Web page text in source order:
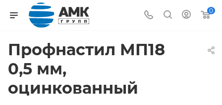
0
Профнастил МП18
0,5 мм,
оцинкованный